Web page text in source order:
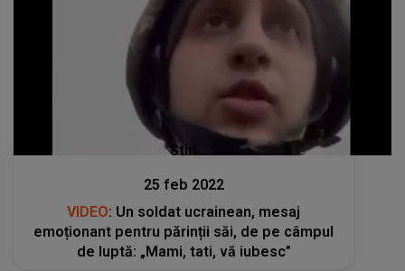
Stiri
25 feb 2022
VIDEO: Un soldat ucrainean, mesaj
emoționant pentru părinții săi, de pe câmpul
de luptă: „Mami, tati, vă iubesc”